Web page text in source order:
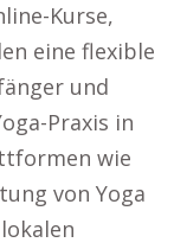
Kurse,
eine flexible
und
Praxis in
wie
von Yoga